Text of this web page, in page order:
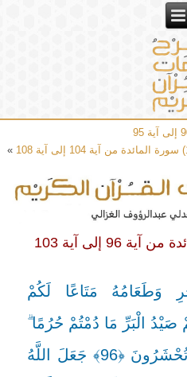
»
وَطَعَامُهُ مَتَاعًا لَكُمْ
صَيْدُ الْبَرِّ مَا دُمْتُمْ حُرُمًا
وَاتَّقُوا اللَّهَ الَّذِي إِلَيْهِ تُحْشَرُونَ ﴿96﴾ جَعَلَ اللَّهُ